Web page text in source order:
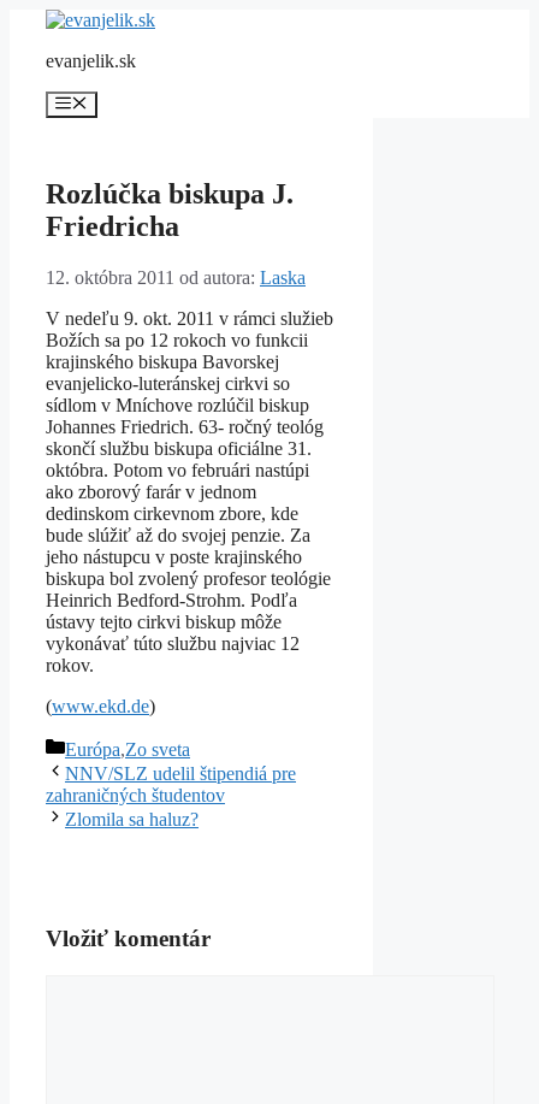
Preskočiť
obsahevanjelik.sk
Menu
Rozlúčka biskupa J.
Friedricha
12. októbra 2011 od autora: Laska
V nedeľu 9. okt. 2011 v rámci služieb
Božích sa po 12 rokoch vo funkcii
krajinského biskupa Bavorskej
evanjelicko-luteránskej cirkvi so
sídlom v Mníchove rozlúčil biskup
Johannes Friedrich. 63- ročný teológ
skončí službu biskupa oficiálne 31.
októbra. Potom vo februári nastúpi
ako zborový farár v jednom
dedinskom cirkevnom zbore, kde
bude slúžiť až do svojej penzie. Za
jeho nástupcu v poste krajinského
biskupa bol zvolený profesor teológie
Heinrich Bedford-Strohm. Podľa
ústavy tejto cirkvi biskup môže
vykonávať túto službu najviac 12
rokov.
(www.ekd.de)
Kategórie
Európa,Zo sveta
NNV/SLZ udelil štipendiá pre
zahraničných študentov
Zlomila sa haluz?
Vložiť komentár